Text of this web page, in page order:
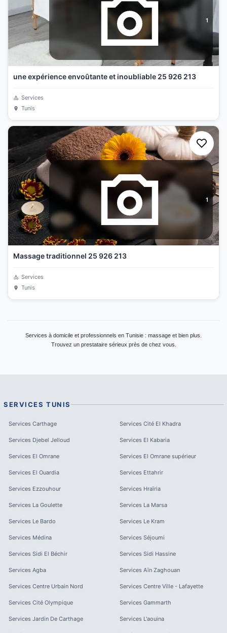
1
une expérience envoûtante et inoubliable 25 926 213
Services
Tunis
1
Massage traditionnel 25 926 213
Services
Tunis
Services à domicile et professionnels en Tunisie : massage et bien plus.
Trouvez un prestataire sérieux près de chez vous.
SERVICES TUNIS
Services Carthage Services Cité El Khadra
Services Djebel Jelloud Services El Kabaria
Services El Omrane Services El Omrane supérieur
Services El Ouardia Services Ettahrir
Services Ezzouhour Services Hraïria
Services La Goulette Services La Marsa
Services Le Bardo Services Le Kram
Services Médina Services Séjoumi
Services Sidi El Béchir Services Sidi Hassine
Services Agba Services Aïn Zaghouan
Services Centre Urbain Nord Services Centre Ville - Lafayette
Services Cité Olympique Services Gammarth
Services Jardin De Carthage Services L'aouina